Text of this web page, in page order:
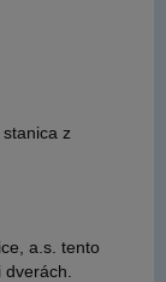
z
a.s. tento
dverách.